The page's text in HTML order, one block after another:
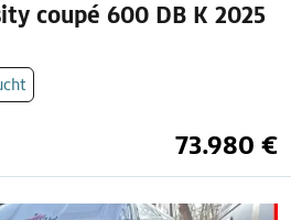
coupé 600 DB K 2025
73.980 €